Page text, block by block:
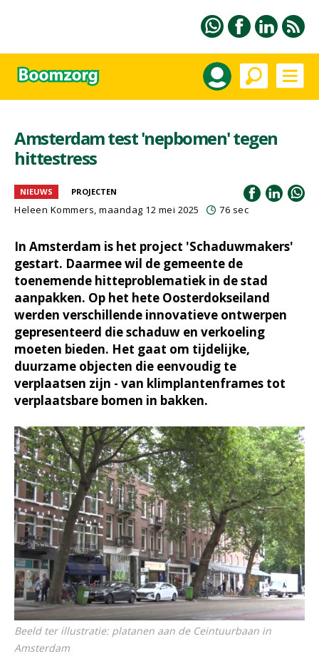
Amsterdam test 'nepbomen' tegen
hittestress
NIEUWS PROJECTEN
Heleen Kommers, maandag 12 mei 2025 76 sec
In Amsterdam is het project 'Schaduwmakers'
gestart. Daarmee wil de gemeente de
toenemende hitteproblematiek in de stad
aanpakken. Op het hete Oosterdokseiland
werden verschillende innovatieve ontwerpen
gepresenteerd die schaduw en verkoeling
moeten bieden. Het gaat om tijdelijke,
duurzame objecten die eenvoudig te
verplaatsen zijn - van klimplantenframes tot
verplaatsbare bomen in bakken.
Beeld ter illustratie: platanen aan de Ceintuurbaan in
Amsterdam